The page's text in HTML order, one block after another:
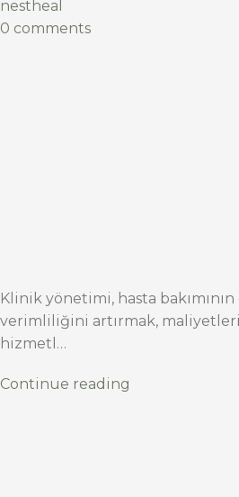
nestheal
0 comments
Klinik yönetimi, hasta
verimliliğini artırmak,
hizmetl…
Continue reading